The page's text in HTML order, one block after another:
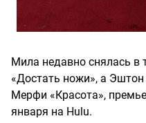
Мила недавно снялась в
«Достать ножи», а
Мерфи «Красота»,
января на Hulu.